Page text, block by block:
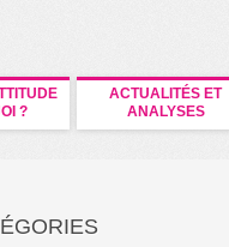
?
ACTUALITÉS ET
ANALYSES